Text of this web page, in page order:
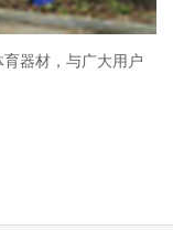
器材，与广大用户